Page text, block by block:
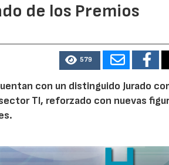
de los Premios
579
con un distinguido Jurado
TI, reforzado con nuevas